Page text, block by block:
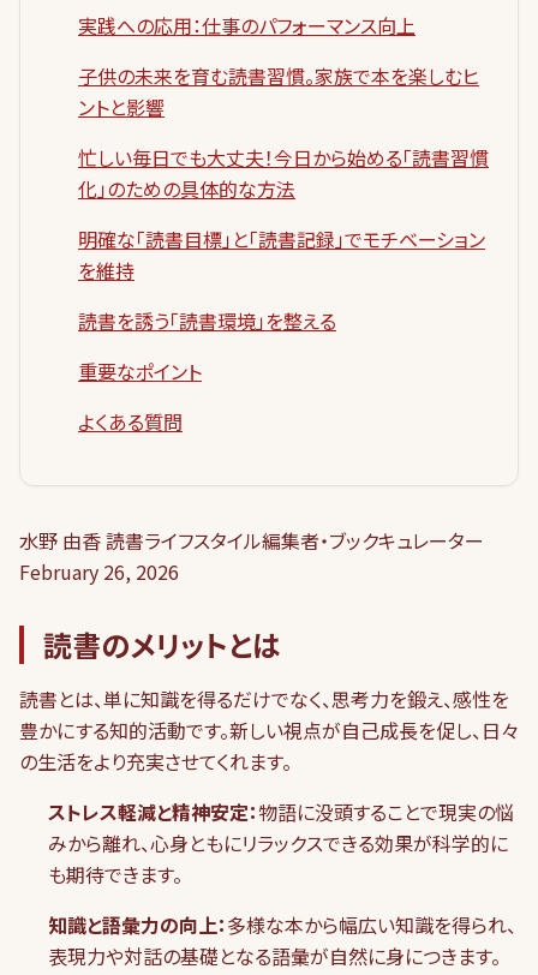
実践への応用：仕事のパフォーマンス向上
子供の未来を育む読書習慣。家族で本を楽しむヒ
ントと影響
忙しい毎日でも大丈夫！今日から始める「読書習慣
化」のための具体的な方法
明確な「読書目標」と「読書記録」でモチベーション
を維持
読書を誘う「読書環境」を整える
重要なポイント
よくある質問
水野 由香 読書ライフスタイル編集者・ブックキュレーター
February 26, 2026
読書のメリットとは
読書とは、単に知識を得るだけでなく、思考力を鍛え、感性を
豊かにする知的活動です。新しい視点が自己成長を促し、日々
の生活をより充実させてくれます。
ストレス軽減と精神安定：物語に没頭することで現実の悩
みから離れ、心身ともにリラックスできる効果が科学的に
も期待できます。
知識と語彙力の向上：多様な本から幅広い知識を得られ、
表現力や対話の基礎となる語彙が自然に身につきます。